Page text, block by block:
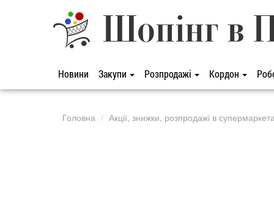
Шопінг в
Новини Закупи Розпродажі Кордон
Головна Акції, знижки, розпродажі в